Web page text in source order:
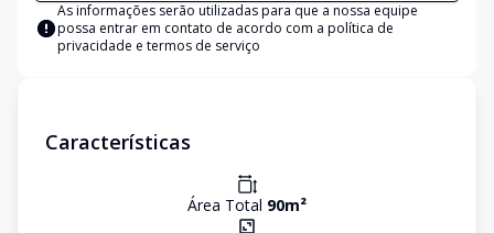
As informações serão utilizadas para que a nossa equipe
possa entrar em contato de acordo com a política de
privacidade e termos de serviço
Características
Área Total 90m²